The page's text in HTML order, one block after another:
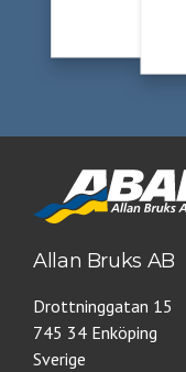
Allan Bruks AB
Drottninggatan 15
745 34 Enköping
Sverige